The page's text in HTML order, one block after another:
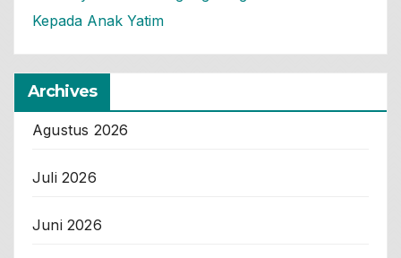
Kepada Anak Yatim
Archives
Agustus 2026
Juli 2026
Juni 2026